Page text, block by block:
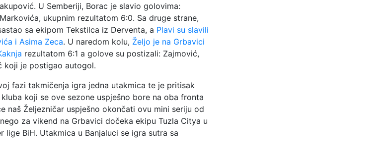
U Semberiji, Borac je slavio golovima:
ukupnim rezultatom 6:0. Sa druge strane,
sa ekipom Tekstilca iz Derventa, a Plavi su slavili
i Asima Zeca. U naredom kolu, Željo je na Grbavici
rezultatom 6:1 a golove su postizali: Zajmović,
koji je postigao autogol.
fazi takmičenja igra jedna utakmica te je pritisak
koji se ove sezone uspješno bore na oba fronta
naš Željezničar uspješno okončati ovu mini seriju od
za vikend na Grbavici dočeka ekipu Tuzla Citya u
lige BiH. Utakmica u Banjaluci se igra sutra sa